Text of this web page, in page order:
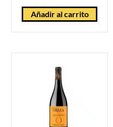
Añadir al carrito